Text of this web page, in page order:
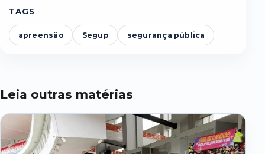
TAGS
apreensão Segup segurança pública
Leia outras matérias